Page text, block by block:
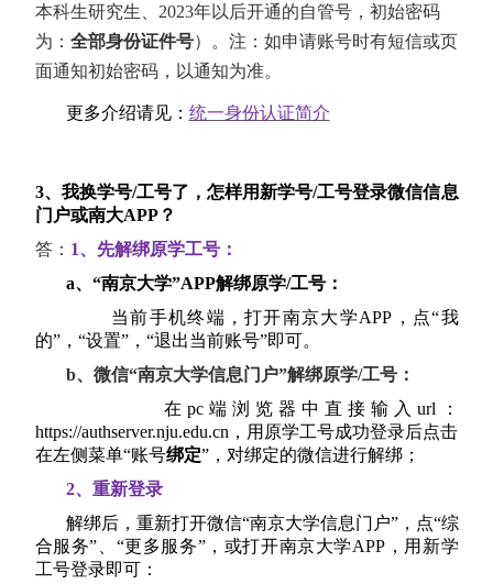
本科生研究生、2023年以后开通的自管号，初始密码
为： 全部身份证件号）。注：如申请账号时有短信或页
面通知初始密码，以通知为准。
更多介绍请见： 统一身份认证简介
3、我换学号/工号了，怎样用新学号/工号登录微信信息
门户或南大APP？
答： 1、先解绑原学工号：
a、“南京大学”APP解绑原学/工号：
当前手机终端，打开南京大学APP，点“我
的”，“设置”，“退出当前账号”即可。
b、微信“南京大学信息门户”解绑原学/工号：
在 pc端浏览器中直接输入 url ：
https://authserver.nju.edu.cn ，用原学工号成功登录后点击
在左侧菜单“账号绑定”，对绑定的微信进行解绑；
2、重新登录
解绑后，重新打开微信“南京大学信息门户”，点“综
合服务”、“更多服务”，或打开南京大学APP，用新学
工号登录即可：